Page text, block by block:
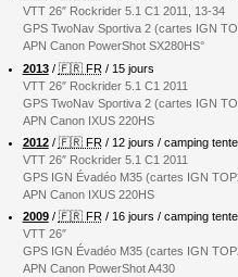
VTT 26″ Rockrider 5.1 C1 2011, 13-34
GPS TwoNav Sportiva 2 (cartes IGN
APN Canon PowerShot SX280HS°
2013/ 🇫🇷 FR / 15 jours
VTT 26″ Rockrider 5.1 C1 2011
GPS TwoNav Sportiva 2 (cartes IGN
APN Canon IXUS 220HS
2012/ 🇫🇷 FR / 12 jours / camping tente
VTT 26″ Rockrider 5.1 C1 2011
GPS IGN Évadéo M35 (cartes IGN
APN Canon IXUS 220HS
2009/ 🇫🇷 FR/ 16 jours / camping tente
VTT 26″
GPS IGN Évadéo M35 (cartes IGN
APN Canon PowerShot A430